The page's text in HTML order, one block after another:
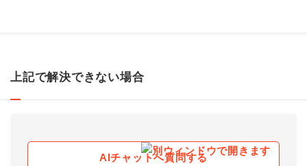
上記で解決できない場合
AIチャットへ質問する